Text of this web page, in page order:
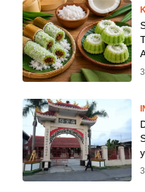
3
3